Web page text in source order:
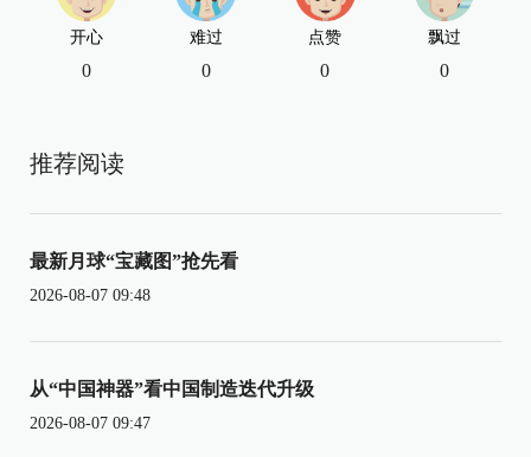
开心
0
难过
0
点赞
0
飘过
0
推荐阅读
最新月球“宝藏图”抢先看
2026-08-07 09:48
从“中国神器”看中国制造迭代升级
2026-08-07 09:47